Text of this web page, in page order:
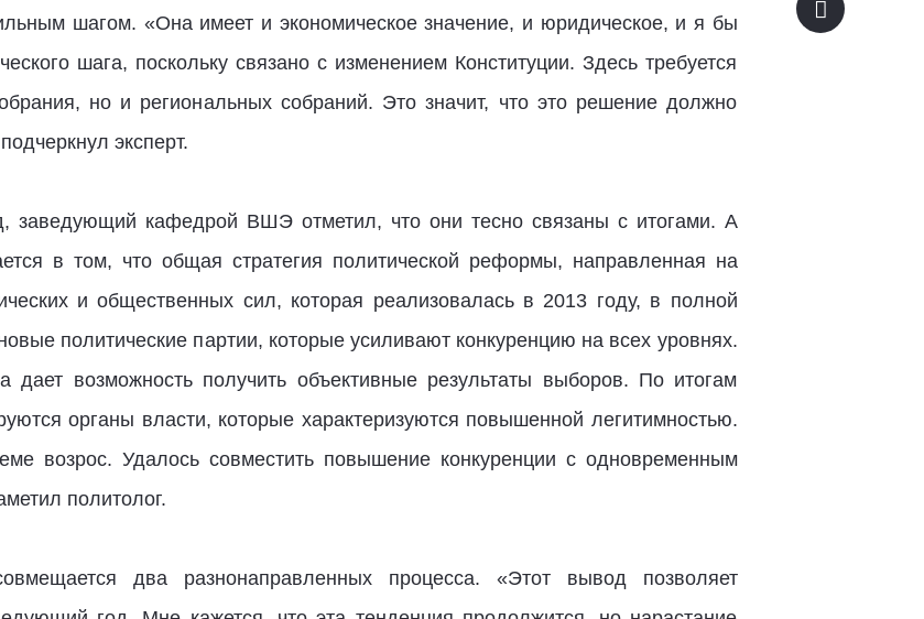
шагом. «Она имеет и экономическое значение, и юридическое, и я бы
шага, поскольку связано с изменением Конституции. Здесь требуется
но и региональных собраний. Это значит, что это решение должно
эксперт.
заведующий кафедрой ВШЭ отметил, что они тесно связаны с итогами. А
в том, что общая стратегия политической реформы, направленная на
и общественных сил, которая реализовалась в 2013 году, в полной
политические партии, которые усиливают конкуренцию на всех уровнях.
дает возможность получить объективные результаты выборов. По итогам
органы власти, которые характеризуются повышенной легитимностью.
возрос. Удалось совместить повышение конкуренции с одновременным
политолог.
два разнонаправленных процесса. «Этот вывод позволяет